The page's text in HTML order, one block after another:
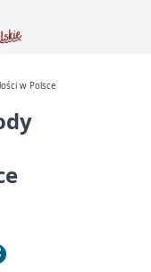
w Polsce